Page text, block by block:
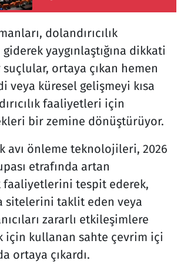
Kanun Teklifi
dolandırıcılık
yaygınlaştığına dikkati
ortaya çıkan hemen
veya küresel gelişmeyi kısa
faaliyetleri için
bir zemine dönüştürüyor.
avı önleme teknolojileri, 2026
etrafında artan
faaliyetlerini tespit ederek,
sitelerini taklit eden veya
zararlı etkileşimlere
için kullanan sahte çevrim içi
ortaya çıkardı.